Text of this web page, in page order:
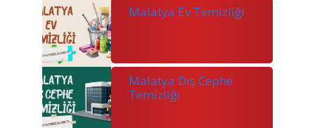
Malatya Ev Temizliği
Malatya Dış Cephe
Temizliği